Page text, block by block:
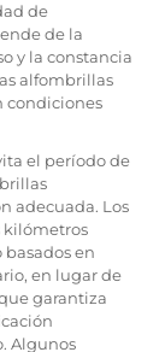
de
de la
y la constancia
alfombrillas
condiciones
el período de
adecuada. Los
kilómetros
en
en lugar de
garantiza
Algunos